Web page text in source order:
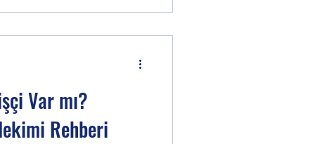
PostDaha Fazla
dikkat fa
Var mı?
Rehberi